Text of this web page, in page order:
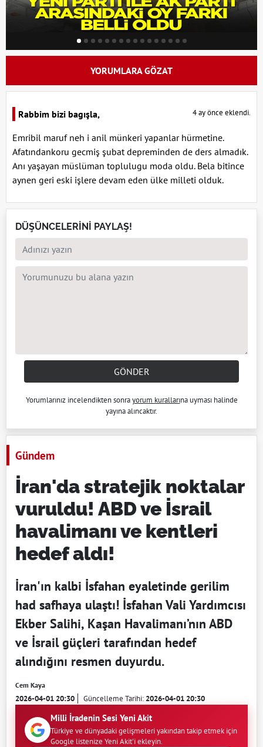
YORUMLARA GÖZAT
Rabbim bizi bagışla, 4 ay önce eklendi.
Emribil maruf neh i anil münkeri yapanlar hürmetine.
Afatındankoru gecmiş şubat depreminden de ders almadık.
Anı yaşayan müslüman toplulugu moda oldu. Bela bitince
aynen geri eski işlere devam eden ülke milleti olduk.
DÜŞÜNCELERİNİ PAYLAŞ!
GÖNDER
Yorumlarınız incelendikten sonrayorum kurallarına uyması halinde
yayına alıncaktır.
Gündem
İran'da stratejik noktalar
vuruldu! ABD ve İsrail
havalimanı ve kentleri
hedef aldı!
İran'ın kalbi İsfahan eyaletinde gerilim
had safhaya ulaştı! İsfahan Vali Yardımcısı
Ekber Salihi, Kaşan Havalimanı’nın ABD
ve İsrail güçleri tarafından hedef
alındığını resmen duyurdu.
Cem Kaya
2026-04-01 20:30 Güncelleme Tarihi:2026-04-01 20:30
Milli İradenin Sesi Yeni Akit
Türkiye ve dünyadaki gelişmeleri yakından takip etmek için
Google listenize Yeni Akit'i ekleyin.